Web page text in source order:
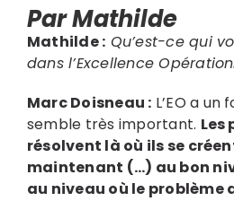
Par Mathilde
Mathilde : Qu’est-ce qui
dans l’Excellence
Marc Doisneau : L’EO a
semble très important. Les
résolvent là où ils se
maintenant (…) au bon
au niveau où le problème